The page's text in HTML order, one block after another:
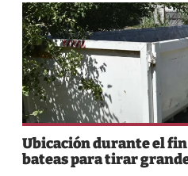
Ubicación durante el fin
bateas para tirar